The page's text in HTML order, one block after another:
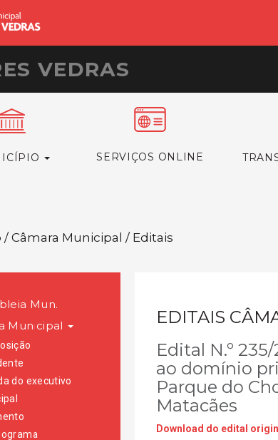
VEDRAS
SERVIÇOS ONLINE
Câmara Municipal / Editais
Mun.
Municipal
do executivo
EDITAIS
Edital N.º
ao domínio
Parque do
Matacães
Download do edital